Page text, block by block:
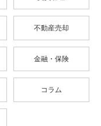
不動産売却
金融・保険
コラム